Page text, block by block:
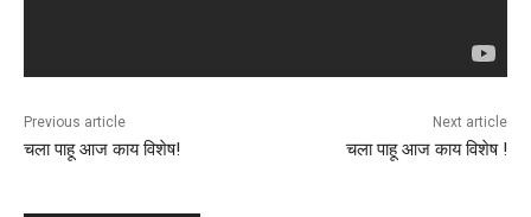
Previous article
चला पाहू आज काय विशेष!
Next article
चला पाहू आज काय विशेष !